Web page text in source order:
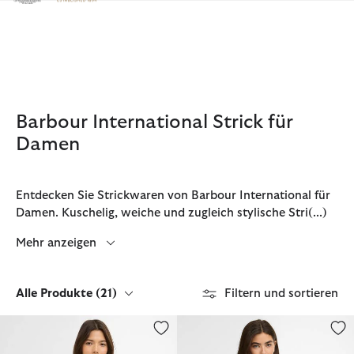
Klicken Sie hier, um unsere Barrierefreiheitserklärung
Barbour International Strick für
Damen
Entdecken Sie Strickwaren von Barbour International für
Damen. Kuschelig, weiche und zugleich stylische Stri(...)
Mehr anzeigen
Alle Produkte (21) Filtern und sortieren
Pullover Nia